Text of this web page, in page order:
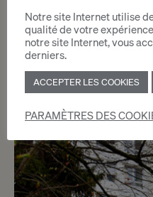
Route de
Genève
m2
Notre site Internet utilise
qualité de votre
notre site Internet, vous
derniers.
ACCEPTER LES COOKIES
PARAMÈTRES DES